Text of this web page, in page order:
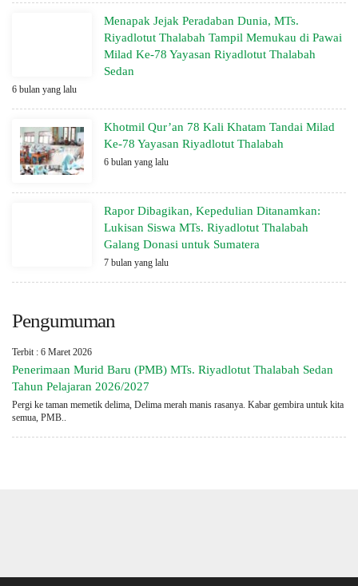
Menapak Jejak Peradaban Dunia, MTs.
Riyadlotut Thalabah Tampil Memukau di Pawai
Milad Ke-78 Yayasan Riyadlotut Thalabah
Sedan
6 bulan yang lalu
Khotmil Qur’an 78 Kali Khatam Tandai Milad
Ke-78 Yayasan Riyadlotut Thalabah
6 bulan yang lalu
Rapor Dibagikan, Kepedulian Ditanamkan:
Lukisan Siswa MTs. Riyadlotut Thalabah
Galang Donasi untuk Sumatera
7 bulan yang lalu
Pengumuman
Terbit : 6 Maret 2026
Penerimaan Murid Baru (PMB) MTs. Riyadlotut Thalabah Sedan
Tahun Pelajaran 2026/2027
Pergi ke taman memetik delima, Delima merah manis rasanya. Kabar gembira untuk kita
semua, PMB..